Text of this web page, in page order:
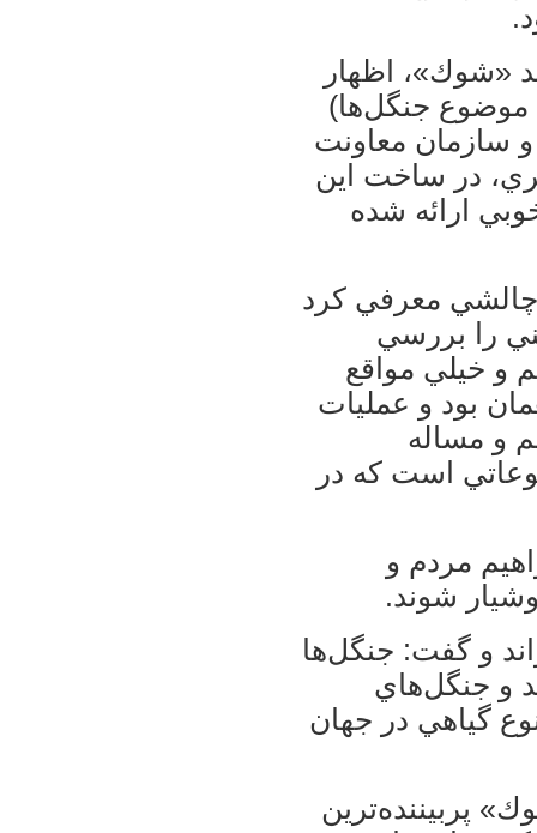
«شوك»، اظهار
موضوع جنگل‌ها)
سازمان معاونت
در ساخت اين
ارائه شده
چالشي معرفي كرد
را بررسي
و خيلي مواقع
بود و عمليات
و مساله
است كه در
مردم و
شوند.
و گفت: جنگل‌ها
و جنگل‌هاي
گياهي در جهان
پربيننده‌ترين